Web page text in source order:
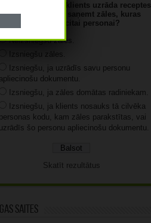
jūs rīkosities, ja klients uzrāda receptes
numuru un vēlas saņemt zāles, kuras
parakstītas citai personai?
Neizsniegšu zāles.
Izsniegšu zāles.
Izsniegšu, ja uzrādīs savu personu
dokumentu.
Izsniegšu, ja zāles domātas radiniekam.
Izsniegšu, ja klients nosauks tā cilvēka
kodu, kam zāles parakstītas, vai
šo personu apliecinošu dokumentu.
Skatīt rezultātus
saites